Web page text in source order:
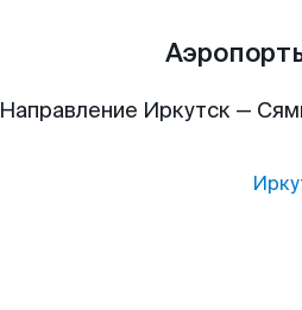
Направление Иркутск —